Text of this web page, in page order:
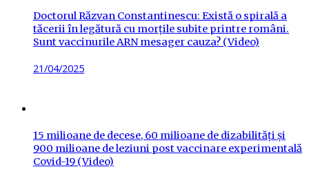
Doctorul Răzvan Constantinescu: Există o spirală a
tăcerii în legătură cu morțile subite printre români.
Sunt vaccinurile ARN mesager cauza? (Video)
Posted
21/04/2025
15 milioane de decese, 60 milioane de dizabilități și
900 milioane de leziuni post vaccinare experimentală
Covid-19 (Video)